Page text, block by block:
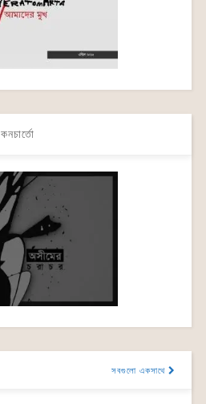
সবগুলো একসাথে